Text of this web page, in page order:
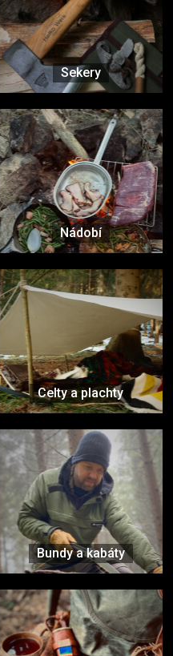
Sekery
Nádobí
Celty a plachty
Bundy a kabáty